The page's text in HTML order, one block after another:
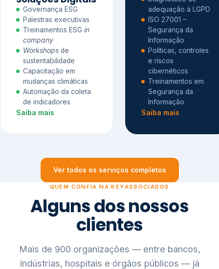
Governança ESG
Palestras executivas
Treinamentos ESG in
company
Workshops de
sustentabilidade
Capacitação em
mudanças climáticas
Automação da coleta
de indicadores
Saiba mais
adequação à LGPD
ISO 27001 –
Segurança da
Informação
Políticas, controles
e riscos
cibernéticos
Treinamentos em
Segurança da
Informação
Saiba mais
Ver todos os serviços completos
QUEM CONFIA NA KEYASSOCIADOS
Alguns dos nossos
clientes
Mais de 900 organizações — entre bancos,
indústrias, hospitais e órgãos públicos — já